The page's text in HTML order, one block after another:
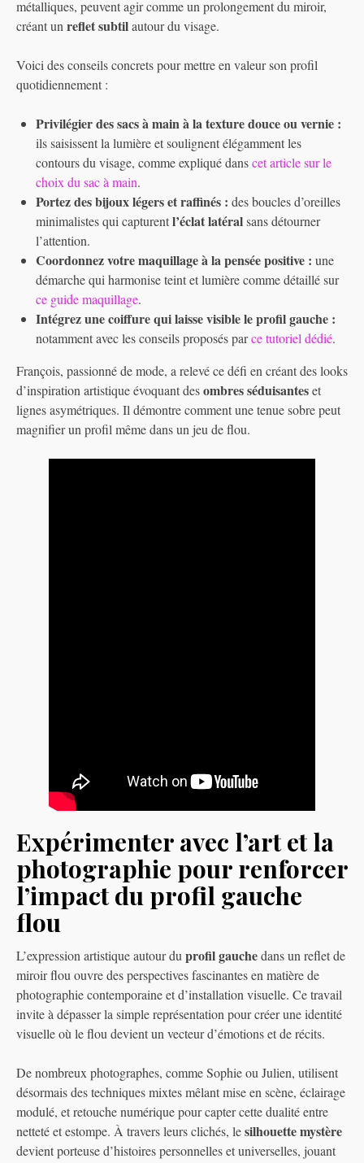
métalliques, peuvent agir comme un prolongement du miroir,
créant un reflet subtilautour du visage.
Voici des conseils concrets pour mettre en valeur son profil
quotidiennement :
Privilégier des sacs à main à la texture douce ou vernie :
ils saisissent la lumière et soulignent élégamment les
contours du visage, comme expliqué danscet article sur le
choix du sac à main.
Portez des bijoux légers et raffinés : des boucles d’oreilles
minimalistes qui capturentl’éclat latéralsans détourner
l’attention.
Coordonnez votre maquillage à la pensée positive : une
démarche qui harmonise teint et lumière comme détaillé sur
ce guide maquillage.
Intégrez une coiffure qui laisse visible le profil gauche :
notamment avec les conseils proposés parce tutoriel dédié.
François, passionné de mode, a relevé ce défi en créant des looks
d’inspiration artistique évoquant desombres séduisanteset
lignes asymétriques. Il démontre comment une tenue sobre peut
magnifier un profil même dans un jeu de flou.
Expérimenter avec l’art et la
photographie pour renforcer
l’impact du profil gauche
flou
L’expression artistique autour du profil gauchedans un reflet de
miroir flou ouvre des perspectives fascinantes en matière de
photographie contemporaine et d’installation visuelle. Ce travail
invite à dépasser la simple représentation pour créer une identité
visuelle où le flou devient un vecteur d’émotions et de récits.
De nombreux photographes, comme Sophie ou Julien, utilisent
désormais des techniques mixtes mêlant mise en scène, éclairage
modulé, et retouche numérique pour capter cette dualité entre
netteté et estompe. À travers leurs clichés, lesilhouette mystère
devient porteuse d’histoires personnelles et universelles, jouant